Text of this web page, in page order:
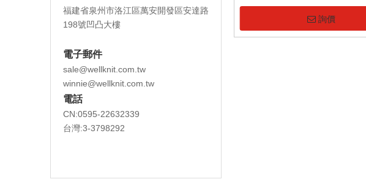
福建省泉州市洛江區萬安開發區安達路
198號凹凸大樓
電子郵件
sale@wellknit.com.tw
winnie@wellknit.com.tw
電話
CN:0595-22632339
台灣:3-3798292
詢價